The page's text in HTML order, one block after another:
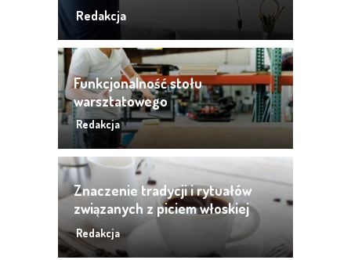
Redakcja
Funkcjonalność stołu
warsztatowego
Redakcja
Znaczenie tradycji i rytuałów
związanych z piciem włoskiej
kawy mielonej
Redakcja